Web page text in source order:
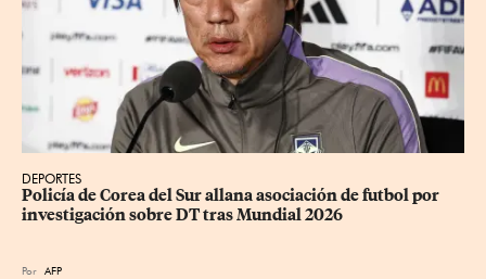
DEPORTES
Policía de Corea del Sur allana asociación de futbol por
investigación sobre DT tras Mundial 2026
Por AFP